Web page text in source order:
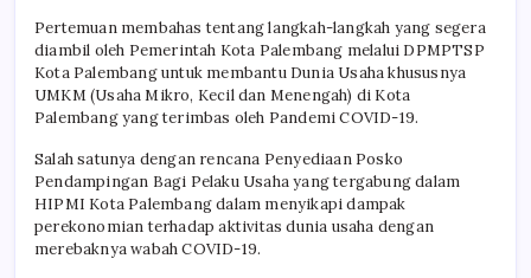
Pertemuan membahas tentang langkah-langkah yang segera
diambil oleh Pemerintah Kota Palembang melalui DPMPTSP
Kota Palembang untuk membantu Dunia Usaha khususnya
UMKM (Usaha Mikro, Kecil dan Menengah) di Kota
Palembang yang terimbas oleh Pandemi COVID-19.
Salah satunya dengan rencana Penyediaan Posko
Pendampingan Bagi Pelaku Usaha yang tergabung dalam
HIPMI Kota Palembang dalam menyikapi dampak
perekonomian terhadap aktivitas dunia usaha dengan
merebaknya wabah COVID-19.